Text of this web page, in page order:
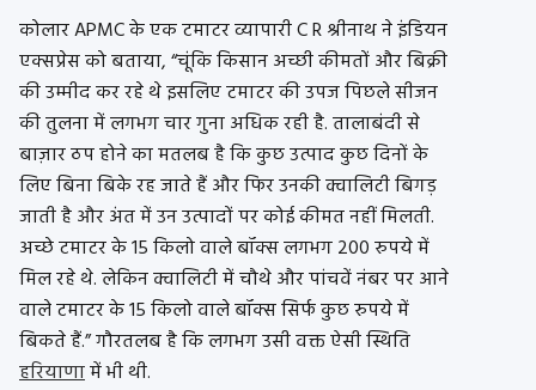
कोलार APMC के एक टमाटर व्यापारी C R श्रीनाथ ने इंडियन
एक्सप्रेस को बताया, “चूंकि किसान अच्छी कीमतों और बिक्री
की उम्मीद कर रहे थे इसलिए टमाटर की उपज पिछले सीजन
की तुलना में लगभग चार गुना अधिक रही है. तालाबंदी से
बाज़ार ठप होने का मतलब है कि कुछ उत्पाद कुछ दिनों के
लिए बिना बिके रह जाते हैं और फिर उनकी क्वालिटी बिगड़
जाती है और अंत में उन उत्पादों पर कोई कीमत नहीं मिलती.
अच्छे टमाटर के 15 किलो वाले बॉक्स लगभग 200 रुपये में
मिल रहे थे. लेकिन क्वालिटी में चौथे और पांचवें नंबर पर आने
वाले टमाटर के 15 किलो वाले बॉक्स सिर्फ कुछ रुपये में
बिकते हैं.” गौरतलब है कि लगभग उसी वक्त ऐसी स्थिति
हरियाणामें भी थी.